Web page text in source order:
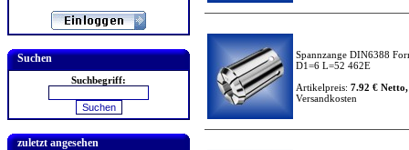
Suchen
Suchbegriff:
zuletzt angesehen
Spannzange DIN6388
D1=6 L=52 462E
Artikelpreis: 7.92 €
Versandkosten